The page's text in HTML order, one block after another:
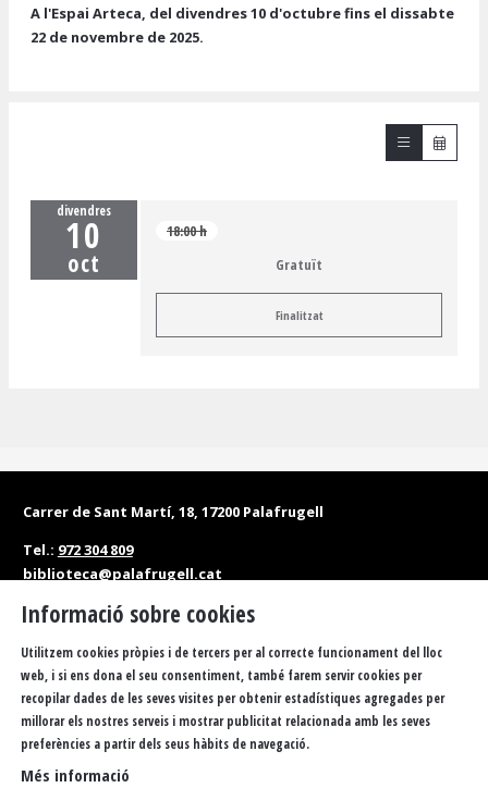
A l'Espai Arteca, del divendres 10 d'octubre fins el dissabte
22 de novembre de 2025.
divendres
10
oct
18:00 h
Gratuït
Finalitzat
Carrer de Sant Martí, 18, 17200 Palafrugell
Tel.: 972 304 809
biblioteca@palafrugell.cat
Matins: de dilluns a dissabte, de 10 a 13.30 h
Accessibilitat Política de privacitat
Sitemap
Avís Legal
Ús de Cookies FAQS Butlletí Contacteu
Informació sobre cookies
Utilitzem cookies pròpies i de tercers per al correcte funcionament del lloc
web, i si ens dona el seu consentiment, també farem servir cookies per
recopilar dades de les seves visites per obtenir estadístiques agregades per
millorar els nostres serveis i mostrar publicitat relacionada amb les seves
preferències a partir dels seus hàbits de navegació.
Més informació